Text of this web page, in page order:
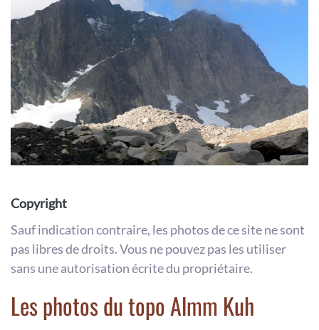
Copyright
Sauf indication contraire, les photos de ce site ne sont
pas libres de droits. Vous ne pouvez pas les utiliser
sans une autorisation écrite du propriétaire.
Les photos du topo Almm Kuh